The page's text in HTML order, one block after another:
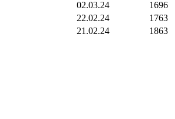
02.03.24
1696
22.02.24
1763
21.02.24 1863